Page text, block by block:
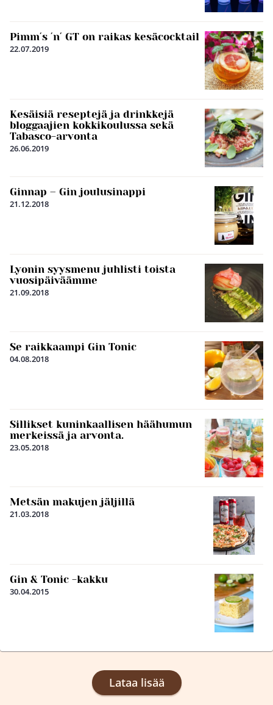
Pimm´s ´n´ GT on raikas kesäcocktail
22.07.2019
Kesäisiä reseptejä ja drinkkejä
bloggaajien kokkikoulussa sekä
Tabasco-arvonta
26.06.2019
Ginnap – Gin joulusinappi
21.12.2018
Lyonin syysmenu juhlisti toista
vuosipäiväämme
21.09.2018
Se raikkaampi Gin Tonic
04.08.2018
Sillikset kuninkaallisen häähumun
merkeissä ja arvonta.
23.05.2018
Metsän makujen jäljillä
21.03.2018
Gin & Tonic -kakku
30.04.2015
Lataa lisää